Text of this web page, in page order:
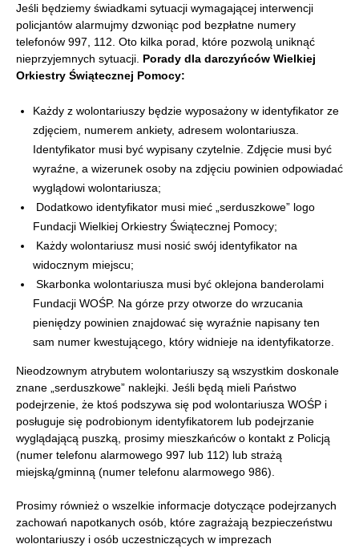
Jeśli będziemy świadkami sytuacji wymagającej interwencji
policjantów alarmujmy dzwoniąc pod bezpłatne numery
telefonów 997, 112. Oto kilka porad, które pozwolą uniknąć
nieprzyjemnych sytuacji. Porady dla darczyńców Wielkiej
Orkiestry Świątecznej Pomocy:
Każdy z wolontariuszy będzie wyposażony w identyfikator ze
zdjęciem, numerem ankiety, adresem wolontariusza.
Identyfikator musi być wypisany czytelnie. Zdjęcie musi być
wyraźne, a wizerunek osoby na zdjęciu powinien odpowiadać
wyglądowi wolontariusza;
Dodatkowo identyfikator musi mieć „serduszkowe” logo
Fundacji Wielkiej Orkiestry Świątecznej Pomocy;
Każdy wolontariusz musi nosić swój identyfikator na
widocznym miejscu;
Skarbonka wolontariusza musi być oklejona banderolami
Fundacji WOŚP. Na górze przy otworze do wrzucania
pieniędzy powinien znajdować się wyraźnie napisany ten
sam numer kwestującego, który widnieje na identyfikatorze.
Nieodzownym atrybutem wolontariuszy są wszystkim doskonale
znane „serduszkowe” naklejki. Jeśli będą mieli Państwo
podejrzenie, że ktoś podszywa się pod wolontariusza WOŚP i
posługuje się podrobionym identyfikatorem lub podejrzanie
wyglądającą puszką, prosimy mieszkańców o kontakt z Policją
(numer telefonu alarmowego 997 lub 112) lub strażą
miejską/gminną (numer telefonu alarmowego 986).
Prosimy również o wszelkie informacje dotyczące podejrzanych
zachowań napotkanych osób, które zagrażają bezpieczeństwu
wolontariuszy i osób uczestniczących w imprezach